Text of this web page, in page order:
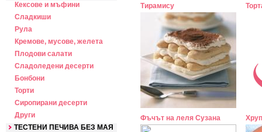
Кексове и мъфини
Сладкиши
Рула
Кремове, мусове, желета
Плодови салати
Сладоледени десерти
Бонбони
Торти
Сиропирани десерти
Други
ТЕСТЕНИ ПЕЧИВА БЕЗ МАЯ
Тирамису
Фъчът на леля Сузана